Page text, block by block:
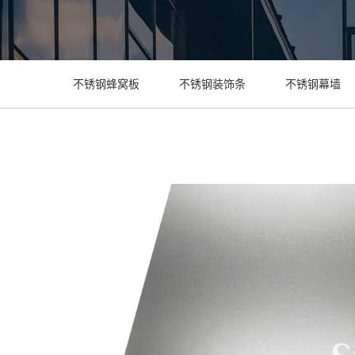
不锈钢蜂窝板 不锈钢装饰条 不锈钢幕墙